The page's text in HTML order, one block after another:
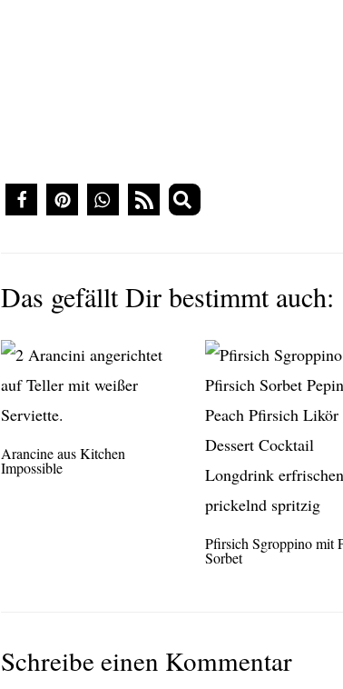
Das gefällt Dir bestimmt auch:
Arancine aus Kitchen
Impossible
Pfirsich Sgroppino mit
Sorbet
Schreibe einen Kommentar